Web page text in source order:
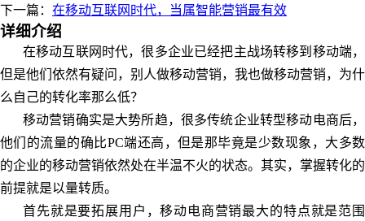
下一篇： 在移动互联网时代，当属智能营销最有效
详细介绍
在移动互联网时代，很多企业已经把主战场转移到移动端，
但是他们依然有疑问，别人做移动营销，我也做移动营销，为什
么自己的转化率那么低？
移动营销确实是大势所趋，很多传统企业转型移动电商后，
他们的流量的确比PC端还高，但是那毕竟是少数现象，大多数
的企业的移动营销依然处在半温不火的状态。其实，掌握转化的
前提就是以量转质。
首先就是要拓展用户，移动电商营销最大的特点就是范围